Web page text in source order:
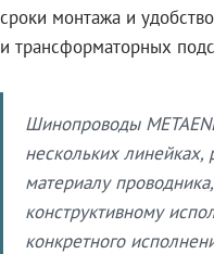
сроки монтажа и
и трансформаторных
Шинопроводы
нескольких
материалу
конструктивному
конкретного